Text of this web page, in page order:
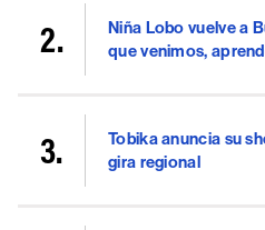
Niña Lobo vuelve a
que venimos,
Tobika anuncia su
gira regional